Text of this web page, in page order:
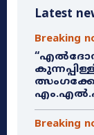
Latest
Breaking
Breaking